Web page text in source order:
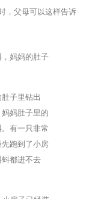
，父母可以这样告诉
妈妈的肚子
子里钻出
妈肚子里的
有一只非常
跑到了小房
都进不去